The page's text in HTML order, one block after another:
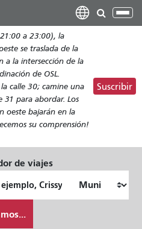
contenido
principal
a 23:00), la
se traslada de la
a la intersección de la
de OSL.
calle 30; camine una
31 para abordar. Los
oeste bajarán en la
su comprensión!
Suscribir
de viajes
quiero